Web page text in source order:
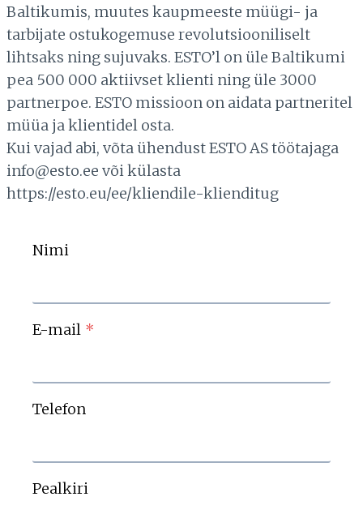
Baltikumis, muutes kaupmeeste müügi- ja
tarbijate ostukogemuse revolutsiooniliselt
lihtsaks ning sujuvaks. ESTO’l on üle Baltikumi
pea 500 000 aktiivset klienti ning üle 3000
partnerpoe. ESTO missioon on aidata partneritel
müüa ja klientidel osta.
Kui vajad abi, võta ühendust ESTO AS töötajaga
info@esto.ee või külasta
https://esto.eu/ee/kliendile-klienditug
Nimi
E-mail *
Telefon
Pealkiri